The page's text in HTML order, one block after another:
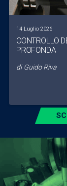
14 Luglio 2026
CONTROLLO
PROFONDA
di Guido Riva